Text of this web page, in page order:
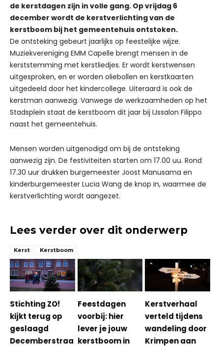
de kerstdagen zijn in volle gang. Op vrijdag 6
december wordt de kerstverlichting van de
kerstboom bij het gemeentehuis ontstoken.
De ontsteking gebeurt jaarlijks op feestelijke wijze.
Muziekvereniging EMM Capelle brengt mensen in de
kerststemming met kerstliedjes. Er wordt kerstwensen
uitgesproken, en er worden oliebollen en kerstkaarten
uitgedeeld door het kindercollege. Uiteraard is ook de
kerstman aanwezig. Vanwege de werkzaamheden op het
Stadsplein staat de kerstboom dit jaar bij IJssalon Filippo
naast het gemeentehuis.
Mensen worden uitgenodigd om bij de ontsteking
aanwezig zijn. De festiviteiten starten om 17.00 uu. Rond
17.30 uur drukken burgemeester Joost Manusama en
kinderburgemeester Lucia Wang de knop in, waarmee de
kerstverlichting wordt aangezet.
Lees verder over dit onderwerp
Kerst Kerstboom
Stichting ZO!
kijkt terug op
geslaagd
Decemberstraa
Feestdagen
voorbij: hier
lever je jouw
kerstboom in
Kerstverhaal
verteld tijdens
wandeling door
Krimpen aan